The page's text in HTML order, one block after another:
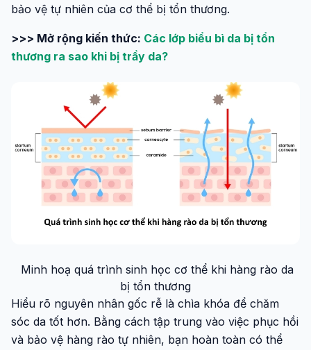
bảo vệ tự nhiên của cơ thể bị tổn thương.
>>> Mở rộng kiến thức: Các lớp biểu bì da bị tổn
thương ra sao khi bị trầy da?
Minh hoạ quá trình sinh học cơ thể khi hàng rào da
bị tổn thương
Hiểu rõ nguyên nhân gốc rễ là chìa khóa để chăm
sóc da tốt hơn. Bằng cách tập trung vào việc phục hồi
và bảo vệ hàng rào tự nhiên, bạn hoàn toàn có thể